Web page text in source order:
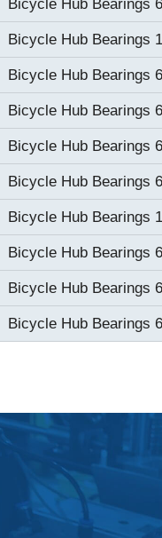
Bicycle Hub Bearings
Bicycle Hub Bearings
Bicycle Hub Bearings
Bicycle Hub Bearings
Bicycle Hub Bearings
Bicycle Hub Bearings
Bicycle Hub Bearings
Bicycle Hub Bearings
Bicycle Hub Bearings
Bicycle Hub Bearings